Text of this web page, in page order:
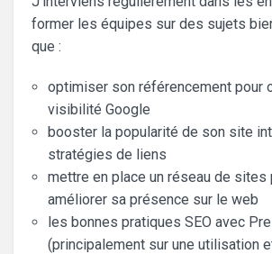
former les équipes sur des sujets
que :
optimiser son référencement pour
visibilité Google
booster la popularité de son site
stratégies de liens
mettre en place un réseau de sites
améliorer sa présence sur le web
les bonnes pratiques SEO avec
(principalement sur une utilisation